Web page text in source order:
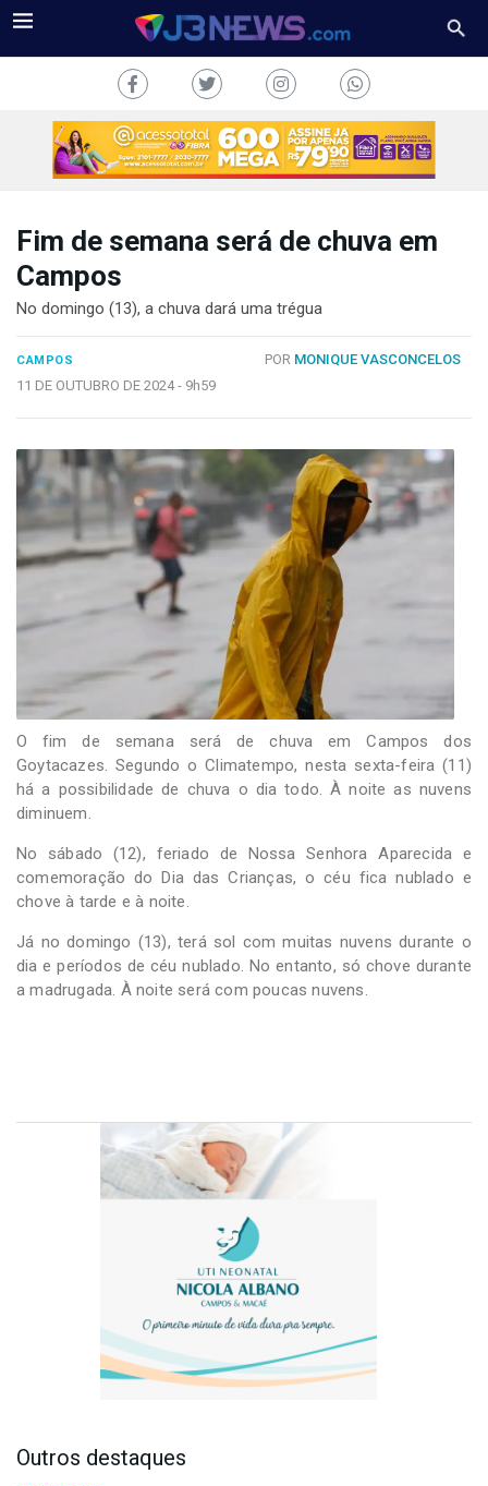
TV
CONOSCO
Copyright
2024
Desenvolvido
por
Hesea
Sistemas
Fim de semana será de chuva em
Campos
No domingo (13), a chuva dará uma trégua
CAMPOS POR MONIQUE VASCONCELOS
11 DE OUTUBRO DE 2024 - 9h59
O fim de semana será de chuva em Campos dos
Goytacazes. Segundo o Climatempo, nesta sexta-feira (11)
há a possibilidade de chuva o dia todo. À noite as nuvens
diminuem.
No sábado (12), feriado de Nossa Senhora Aparecida e
comemoração do Dia das Crianças, o céu fica nublado e
chove à tarde e à noite.
Já no domingo (13), terá sol com muitas nuvens durante o
dia e períodos de céu nublado. No entanto, só chove durante
a madrugada. À noite será com poucas nuvens.
Outros destaques